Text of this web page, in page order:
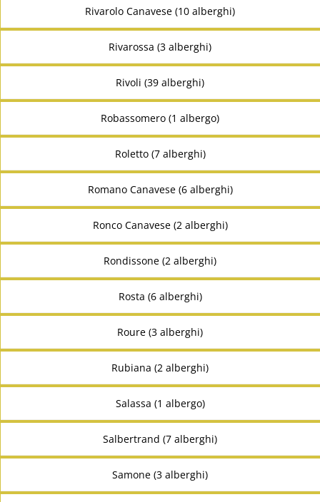
Rivarolo Canavese (10 alberghi)
Rivarossa (3 alberghi)
Rivoli (39 alberghi)
Robassomero (1 albergo)
Roletto (7 alberghi)
Romano Canavese (6 alberghi)
Ronco Canavese (2 alberghi)
Rondissone (2 alberghi)
Rosta (6 alberghi)
Roure (3 alberghi)
Rubiana (2 alberghi)
Salassa (1 albergo)
Salbertrand (7 alberghi)
Samone (3 alberghi)